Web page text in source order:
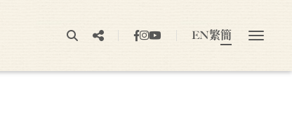
EN繁簡